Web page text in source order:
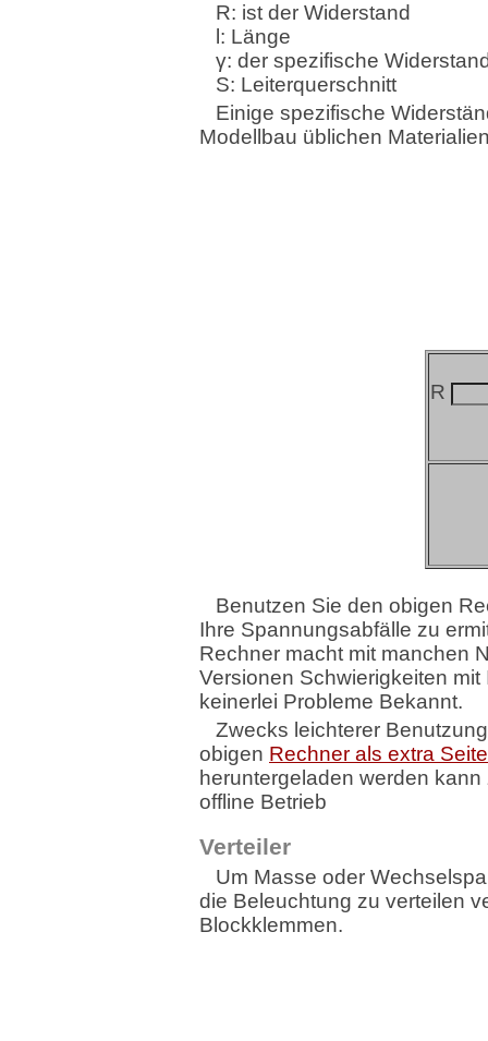
R: ist der Widerstand
l: Länge
γ: der spezifische
S: Leiterquerschnitt
Einige spezifische
Modellbau üblichen
R
Benutzen Sie den obigen
Ihre Spannungsabfälle zu
Rechner macht mit manchen
Versionen Schwierigkeiten mit
keinerlei Probleme Bekannt.
Zwecks leichterer
obigen Rechner als extra Seite
heruntergeladen werden
offline Betrieb
Verteiler
Um Masse oder
die Beleuchtung zu verteilen
Blockklemmen.